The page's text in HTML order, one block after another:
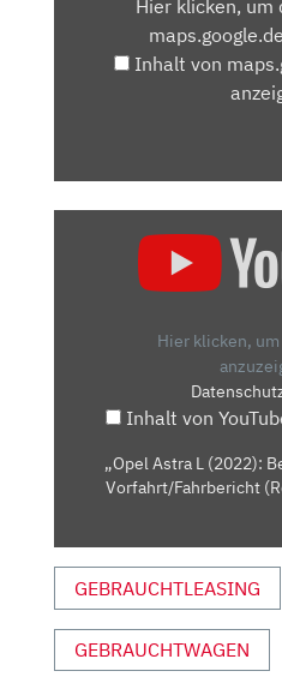
MAPS.GOOGLE.DE
Hier klicken, um
Inhalt von
|
AUTO
MOTOR
UND
Hier klicken,
Inhalt von
„Opel Astra L (2022):
Vorfahrt/Fahrbericht
GEBRAUCHTLEASING
GEBRAUCHTWAGEN